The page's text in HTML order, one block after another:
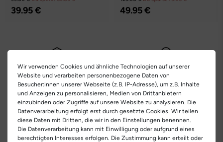
39.95 € 49.95 €
Kostenlose
Lieferung
Die Lieferung innerhalb Deutschlands
versandkostenfrei und erfolgt mit
DHL.
Weitere Informationen
Nur
Originalprodukte!
Wir verkaufen nur Origininalprodukte,
die direkt vom Hersteller bezogen
werden, in unseren Regalen liegen und
versandfertig sind.
Wir verwenden Cookies und ähnliche Technologien auf unserer
Website und verarbeiten personenbezogene Daten von
Besucher:innen unserer Webseite (z.B. IP-Adresse), um z.B. Inhalte
und Anzeigen zu personalisieren, Medien von Drittanbietern
einzubinden oder Zugriffe auf unsere Website zu analysieren. Die
Datenverarbeitung erfolgt erst durch gesetzte Cookies. Wir teilen
diese Daten mit Dritten, die wir in den Einstellungen benennen.
Die Datenverarbeitung kann mit Einwilligung oder aufgrund eines
berechtigten Interesses erfolgen. Die Zustimmung kann erteilt oder